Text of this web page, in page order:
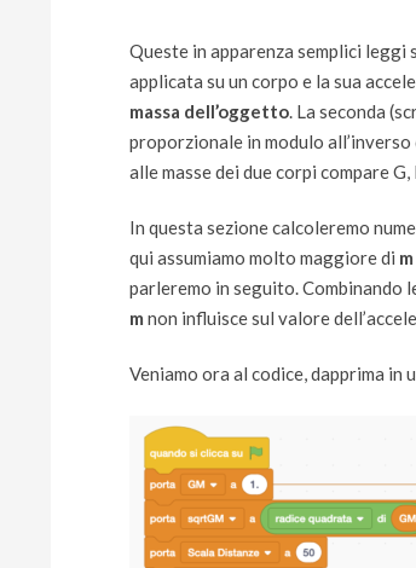
Queste in apparenza semplici leggi
applicata su un corpo e la sua
massa dell’oggetto . La seconda
proporzionale in modulo
alle masse dei due corpi compare
In questa sezione calcoleremo
qui assumiamo molto maggiore di m
parleremo in seguito. Combinando
m non influisce sul valore
Veniamo ora al codice, dapprima in